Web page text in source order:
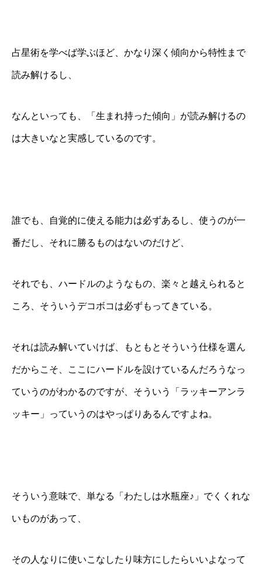
占星術を学べば学ぶほど、かなり深く傾向から特性まで
読み解けるし、
なんといっても、「生まれ持った傾向」が読み解けるの
は大きいなと実感しているのです。
誰でも、自覚的に使える能力は必ずあるし、使うのが一
番だし、それに勝るものはないのだけど、
それでも、ハードルのようなもの、楽々と越えられると
ころ、そういうデコボコは必ずもってきている。
それは読み解いていけば、もともとそういう仕様を選ん
だからこそ、ここにハードルを設けているんだろうなっ
ていうのがわかるのですが、そういう「ラッキーアンラ
ッキー」っていうのはやっぱりあるんですよね。
そういう意味で、単なる「わたしは水瓶座♪」でくくれな
いものがあって、
その人なりに使いこなしたり味方にしたらいいよなって